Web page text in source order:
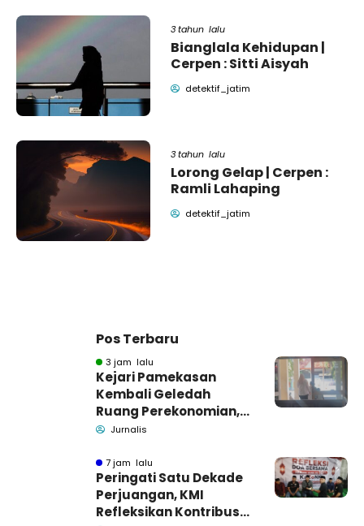
3 tahun lalu
Bianglala Kehidupan |
Cerpen : Sitti Aisyah
detektif_jatim
3 tahun lalu
Lorong Gelap | Cerpen :
Ramli Lahaping
detektif_jatim
Pos Terbaru
3 jam lalu
Kejari Pamekasan
Kembali Geledah
Ruang Perekonomian,
Pidsus: Tunggu Saja!
Jurnalis
7 jam lalu
Peringati Satu Dekade
Perjuangan, KMI
Refleksikan Kontribusi